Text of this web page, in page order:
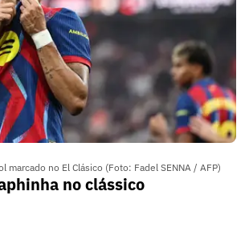
marcado no El Clásico (Foto: Fadel SENNA / AFP)
no clássico